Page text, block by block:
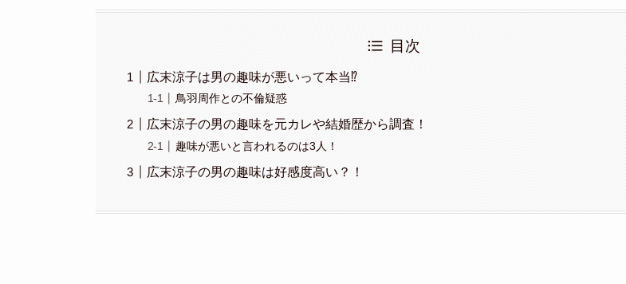
目次
広末涼子は男の趣味が悪いって本当⁉
鳥羽周作との不倫疑惑
広末涼子の男の趣味を元カレや結婚歴から調査！
趣味が悪いと言われるのは3人！
広末涼子の男の趣味は好感度高い？！